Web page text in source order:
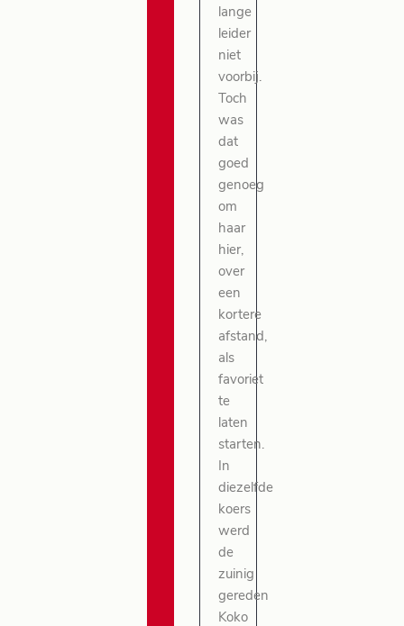
lange
leider
niet
voorbij.
Toch
was
dat
goed
genoeg
om
haar
hier,
over
een
kortere
afstand,
als
favoriet
te
laten
starten.
In
diezelfde
koers
werd
de
zuinig
gereden
Koko